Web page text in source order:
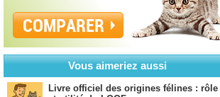
COMPARER
Vous aimeriez aussi
Livre officiel des origines félines : rôle